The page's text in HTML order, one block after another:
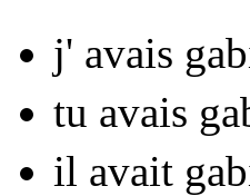
j' avais
tu avais
il avait